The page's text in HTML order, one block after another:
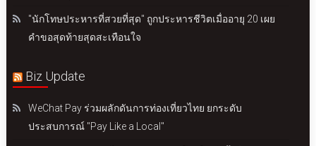
"นักโทษประหารที่สวยที่สุด" ถูกประหารชีวิตเมื่ออายุ 20 เผย
คำขอสุดท้ายสุดสะเทือนใจ
Biz Update
WeChat Pay ร่วมผลักดันการท่องเที่ยวไทย ยกระดับ
ประสบการณ์ "Pay Like a Local"